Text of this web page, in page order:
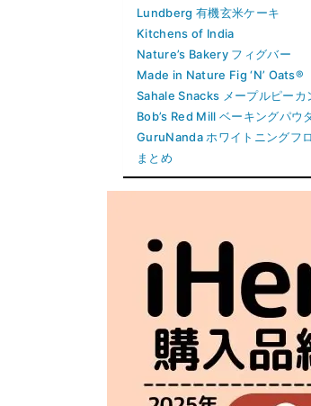
Lundberg 有機玄米ケーキ
Kitchens of India
Nature’s Bakery フィグバー
Made in Nature Fig ‘N’ Oats®
Sahale Snacks メープルピーカ
Bob’s Red Mill ベーキングパウ
GuruNanda ホワイトニングフ
まとめ